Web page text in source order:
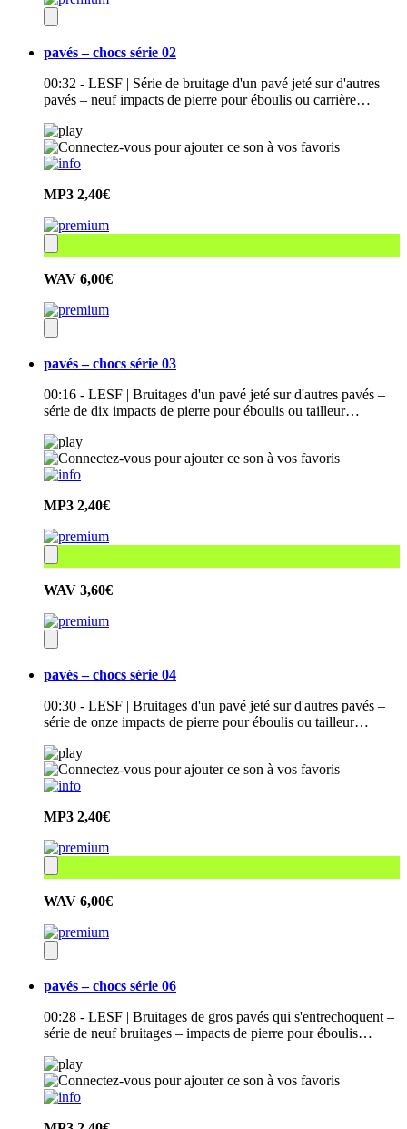
pavés – chocs série 02
00:32 - LESF | Série de bruitage d'un pavé jeté sur d'autres
pavés – neuf impacts de pierre pour éboulis ou carrière…
MP3 2,40€
WAV 6,00€
pavés – chocs série 03
00:16 - LESF | Bruitages d'un pavé jeté sur d'autres pavés –
série de dix impacts de pierre pour éboulis ou tailleur…
MP3 2,40€
WAV 3,60€
pavés – chocs série 04
00:30 - LESF | Bruitages d'un pavé jeté sur d'autres pavés –
série de onze impacts de pierre pour éboulis ou tailleur…
MP3 2,40€
WAV 6,00€
pavés – chocs série 06
00:28 - LESF | Bruitages de gros pavés qui s'entrechoquent –
série de neuf bruitages – impacts de pierre pour éboulis…